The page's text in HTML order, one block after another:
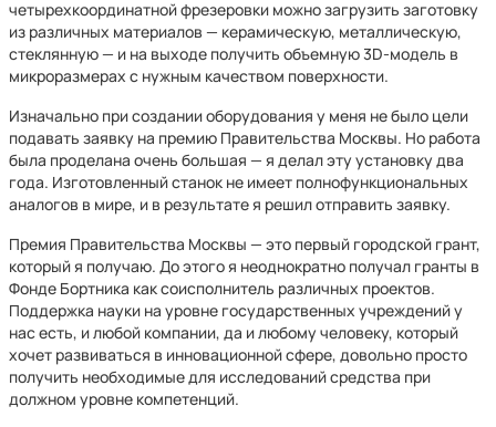
четырехкоординатной фрезеровки можно загрузить заготовку
из различных материалов — керамическую, металлическую,
стеклянную — и на выходе получить объемную 3D-модель в
микроразмерах с нужным качеством поверхности.
Изначально при создании оборудования у меня не было цели
подавать заявку на премию Правительства Москвы. Но работа
была проделана очень большая — я делал эту установку два
года. Изготовленный станок не имеет полнофункциональных
аналогов в мире, и в результате я решил отправить заявку.
Премия Правительства Москвы — это первый городской грант,
который я получаю. До этого я неоднократно получал гранты в
Фонде Бортника как соисполнитель различных проектов.
Поддержка науки на уровне государственных учреждений у
нас есть, и любой компании, да и любому человеку, который
хочет развиваться в инновационной сфере, довольно просто
получить необходимые для исследований средства при
должном уровне компетенций.